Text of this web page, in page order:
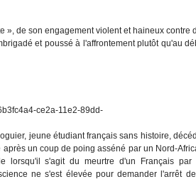
», de son engagement violent et haineux contre
et poussé à l'affrontement plutôt qu'au
jeune étudiant français sans histoire,
un coup de poing asséné par un Nord-
lorsqu'il s'agit du meurtre d'un Français par
ne s'est élevée pour demander l'arrêt